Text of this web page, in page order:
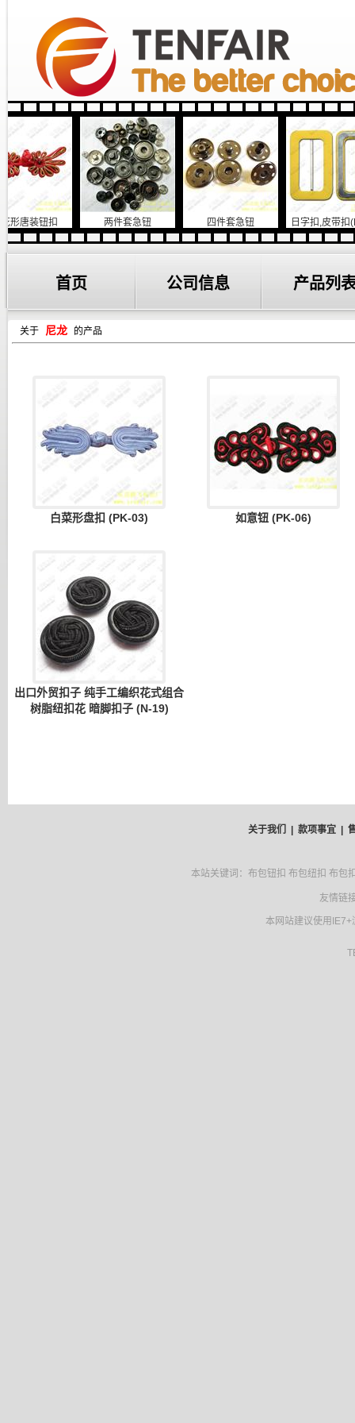
装钮扣 两件套急钮 四件套急钮
日字扣,皮带扣
904))
首页 公司信息 产品列
关于 尼龙 的产品
白菜形盘扣 (PK-03) 如意钮 (PK-06)
出口外贸扣子 纯手工编织花式组合
树脂纽扣花 暗脚扣子 (N-19)
关于我们 | 款项事宜 |
本站关键词：布包钮扣 布包纽扣 布包
友情链
本网站建议使用IE7+